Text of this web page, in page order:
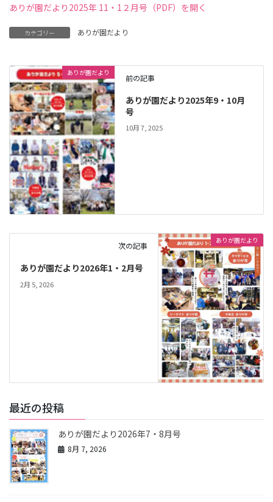
ありが園だより2025年 11・1２月号（PDF）を開く
カテゴリー ありが園だより
ありが園だより
前の記事
ありが園だより2025年9・10月
号
10月 7, 2025
ありが園だより
次の記事
ありが園だより2026年1・2月号
2月 5, 2026
最近の投稿
ありが園だより2026年7・8月号
8月 7, 2026